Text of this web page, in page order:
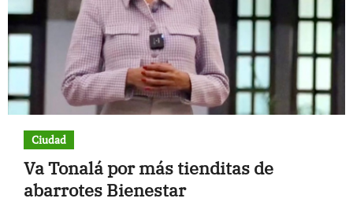
Ciudad
Va Tonalá por más tienditas de
abarrotes Bienestar